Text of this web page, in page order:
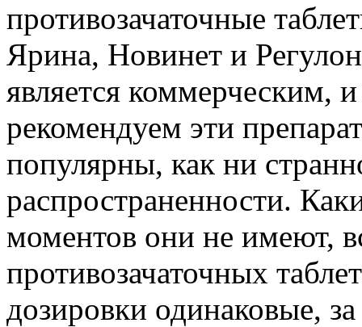
противозачаточные
Ярина, Новинет и
является коммерческим,
рекомендуем эти
популярны, как ни
распространенности.
моментов они не имеют,
противозачаточных
дозировки одинаковые,